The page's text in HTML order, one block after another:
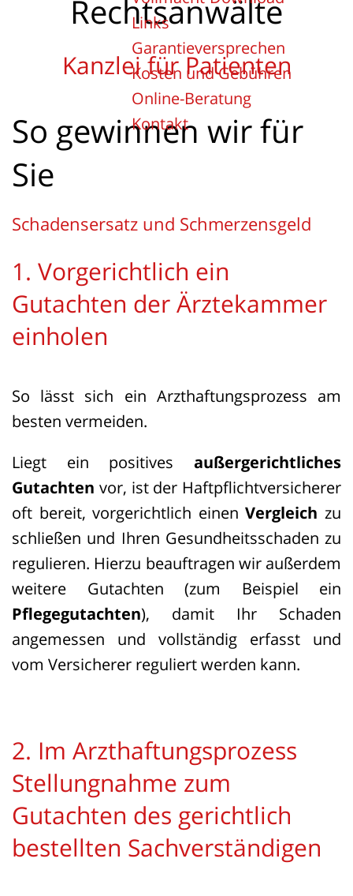
Links
Garantieversprechen
Kosten und Gebühren
Online-Beratung
Kontakt
Rechtsanwälte
Kanzlei für Patienten
So gewinnen wir für
Sie
Schadensersatz und Schmerzensgeld
1. Vorgerichtlich ein
Gutachten der Ärztekammer
einholen
So lässt sich ein Arzthaftungsprozess am
besten vermeiden.
Liegt ein positives außergerichtliches
Gutachten vor, ist der Haftpflichtversicherer
oft bereit, vorgerichtlich einenVergleichzu
schließen und Ihren Gesundheitsschaden zu
regulieren. Hierzu beauftragen wir außerdem
weitere Gutachten (zum Beispiel ein
Pflegegutachten), damit Ihr Schaden
angemessen und vollständig erfasst und
vom Versicherer reguliert werden kann.
2. Im Arzthaftungsprozess
Stellungnahme zum
Gutachten des gerichtlich
bestellten Sachverständigen